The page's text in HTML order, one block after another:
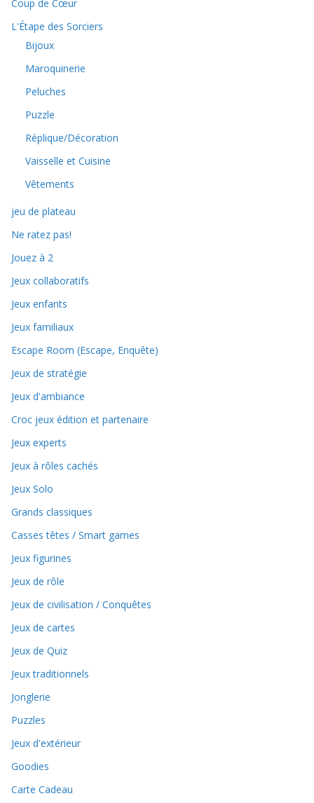
Coup de Cœur
L'Étape des Sorciers
Bijoux
Maroquinerie
Peluches
Puzzle
Réplique/Décoration
Vaisselle et Cuisine
Vêtements
jeu de plateau
Ne ratez pas!
Jouez à 2
Jeux collaboratifs
Jeux enfants
Jeux familiaux
Escape Room (Escape, Enquête)
Jeux de stratégie
Jeux d'ambiance
Croc jeux édition et partenaire
Jeux experts
Jeux à rôles cachés
Jeux Solo
Grands classiques
Casses têtes / Smart games
Jeux figurines
Jeux de rôle
Jeux de civilisation / Conquêtes
Jeux de cartes
Jeux de Quiz
Jeux traditionnels
Jonglerie
Puzzles
Jeux d'extérieur
Goodies
Carte Cadeau